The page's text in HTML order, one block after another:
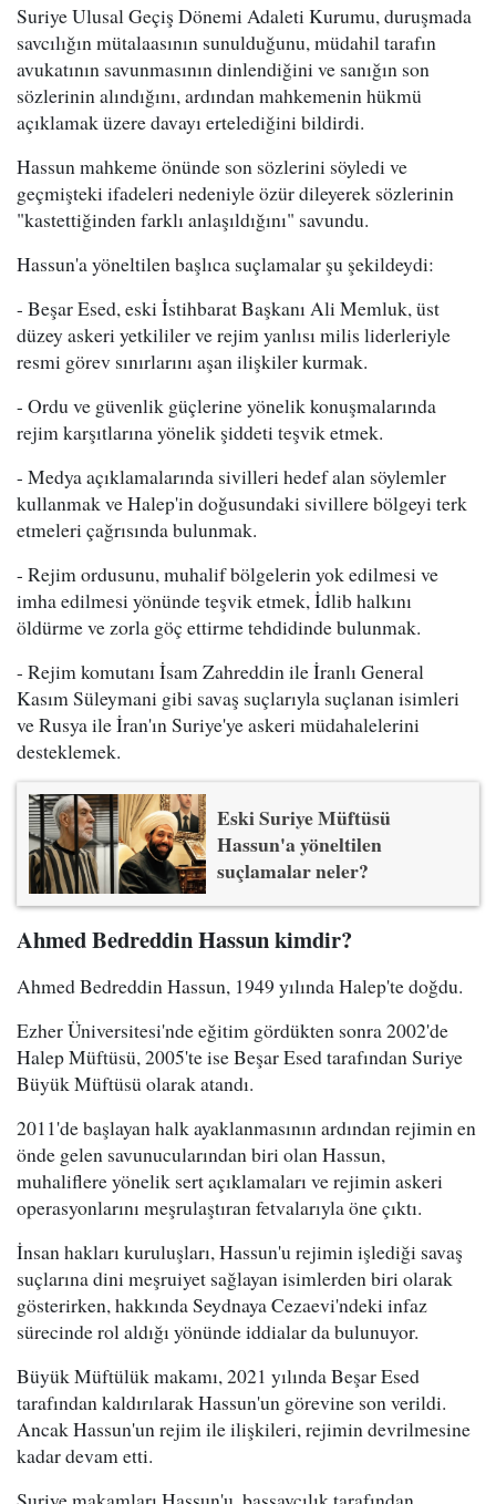
Suriye Ulusal Geçiş Dönemi Adaleti Kurumu, duruşmada
savcılığın mütalaasının sunulduğunu, müdahil tarafın
avukatının savunmasının dinlendiğini ve sanığın son
sözlerinin alındığını, ardından mahkemenin hükmü
açıklamak üzere davayı ertelediğini bildirdi.
Hassun mahkeme önünde son sözlerini söyledi ve
geçmişteki ifadeleri nedeniyle özür dileyerek sözlerinin
"kastettiğinden farklı anlaşıldığını" savundu.
Hassun'a yöneltilen başlıca suçlamalar şu şekildeydi:
- Beşar Esed, eski İstihbarat Başkanı Ali Memluk, üst
düzey askeri yetkililer ve rejim yanlısı milis liderleriyle
resmi görev sınırlarını aşan ilişkiler kurmak.
- Ordu ve güvenlik güçlerine yönelik konuşmalarında
rejim karşıtlarına yönelik şiddeti teşvik etmek.
- Medya açıklamalarında sivilleri hedef alan söylemler
kullanmak ve Halep'in doğusundaki sivillere bölgeyi terk
etmeleri çağrısında bulunmak.
- Rejim ordusunu, muhalif bölgelerin yok edilmesi ve
imha edilmesi yönünde teşvik etmek, İdlib halkını
öldürme ve zorla göç ettirme tehdidinde bulunmak.
- Rejim komutanı İsam Zahreddin ile İranlı General
Kasım Süleymani gibi savaş suçlarıyla suçlanan isimleri
ve Rusya ile İran'ın Suriye'ye askeri müdahalelerini
desteklemek.
Eski Suriye Müftüsü
Hassun'a yöneltilen
suçlamalar neler?
Ahmed Bedreddin Hassun kimdir?
Ahmed Bedreddin Hassun, 1949 yılında Halep'te doğdu.
Ezher Üniversitesi'nde eğitim gördükten sonra 2002'de
Halep Müftüsü, 2005'te ise Beşar Esed tarafından Suriye
Büyük Müftüsü olarak atandı.
2011'de başlayan halk ayaklanmasının ardından rejimin en
önde gelen savunucularından biri olan Hassun,
muhaliflere yönelik sert açıklamaları ve rejimin askeri
operasyonlarını meşrulaştıran fetvalarıyla öne çıktı.
İnsan hakları kuruluşları, Hassun'u rejimin işlediği savaş
suçlarına dini meşruiyet sağlayan isimlerden biri olarak
gösterirken, hakkında Seydnaya Cezaevi'ndeki infaz
sürecinde rol aldığı yönünde iddialar da bulunuyor.
Büyük Müftülük makamı, 2021 yılında Beşar Esed
tarafından kaldırılarak Hassun'un görevine son verildi.
Ancak Hassun'un rejim ile ilişkileri, rejimin devrilmesine
kadar devam etti.